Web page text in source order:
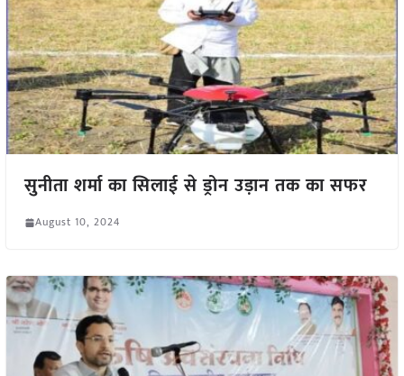
सुनीता शर्मा का सिलाई से ड्रोन उड़ान तक का सफर
August 10, 2024